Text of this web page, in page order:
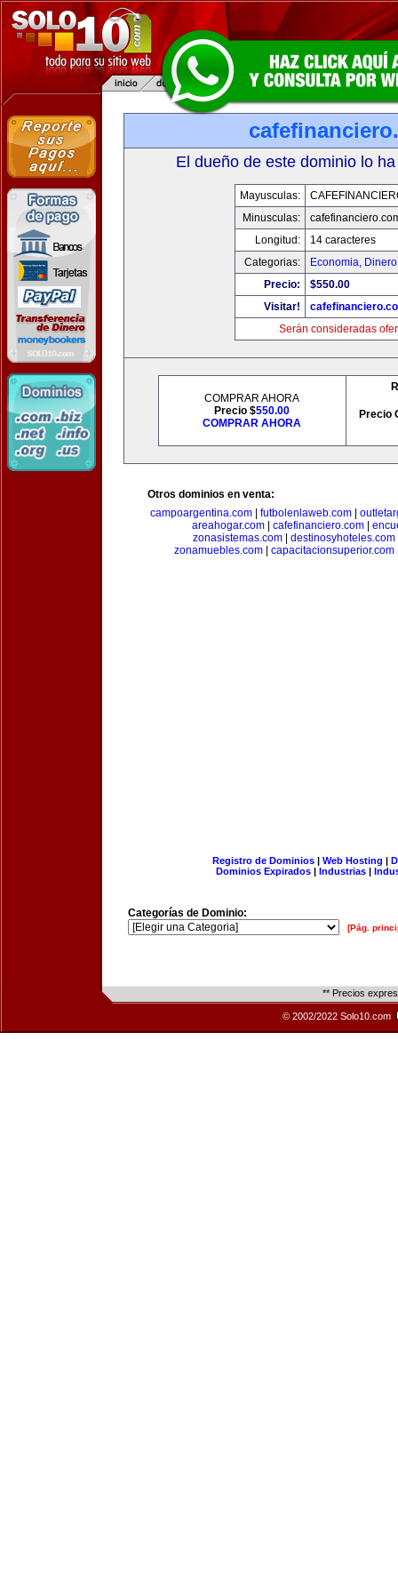
El dueño de este dominio lo
Mayusculas:
Minusculas:
Longitud:
14 caracteres
Categorias:
Economia,
Precio:
$550.00
Visitar!
Serán consideradas
COMPRAR AHORA
Precio $550.00
COMPRAR AHORA
Precio
Otros dominios en venta:
campoargentina.com| futbolenlaweb.com|
areahogar.com| cafefinanciero.com|
zonasistemas.com| destinosyhoteles.com
zonamuebles.com| capacitacionsuperior.com
Registro de Dominios| Web Hosting |
Dominios Expirados | Industrias |
Categorías de Dominio:
[Pág.
** Precios
© 2002/2022 Solo10.com